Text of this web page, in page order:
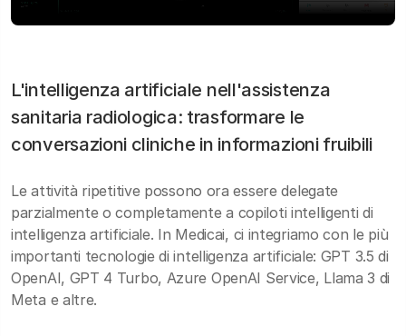
L'intelligenza artificiale nell'assistenza
sanitaria radiologica: trasformare le
conversazioni cliniche in informazioni fruibili
Le attività ripetitive possono ora essere delegate
parzialmente o completamente a copiloti intelligenti di
intelligenza artificiale. In Medicai, ci integriamo con le più
importanti tecnologie di intelligenza artificiale: GPT 3.5 di
OpenAI, GPT 4 Turbo, Azure OpenAI Service, Llama 3 di
Meta e altre.